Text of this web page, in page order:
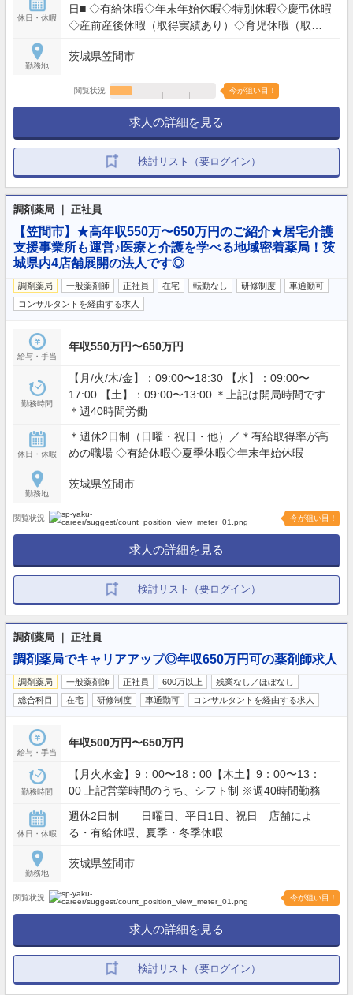
休日・休暇
日■ ◇有給休暇◇年末年始休暇◇特別休暇◇慶弔休暇
◇産前産後休暇（取得実績あり）◇育児休暇（取得
勤務地
茨城県笠間市
閲覧状況 今が狙い目！
求人の詳細を見る
検討リスト（要ログイン）
調剤薬局 ｜ 正社員
【笠間市】★高年収550万〜650万円のご紹介★居宅介護
支援事業所も運営♪医療と介護を学べる地域密着薬局！茨
城県内4店舗展開の法人です◎
調剤薬局 一般薬剤師 正社員 在宅 転勤なし 研修制度
車通勤可
コンサルタントを経由する求人
給与・手当
年収550万円〜650万円
勤務時間
【月/火/木/金】：09:00〜18:30 【水】：09:00〜
17:00 【土】：09:00〜13:00 ＊上記は開局時間です
＊週40時間労働
休日・休暇
＊週休2日制（日曜・祝日・他）／＊有給取得率が高
めの職場 ◇有給休暇◇夏季休暇◇年末年始休暇
勤務地
茨城県笠間市
閲覧状況 今が狙い目！
求人の詳細を見る
検討リスト（要ログイン）
調剤薬局 ｜ 正社員
調剤薬局でキャリアアップ◎年収650万円可の薬剤師求人
調剤薬局 一般薬剤師 正社員 600万以上
残業なし／ほぼなし
総合科目
在宅 研修制度 車通勤可 コンサルタントを経由する求人
給与・手当
年収500万円〜650万円
勤務時間
【月火水金】9：00〜18：00【木土】9：00〜13：
00 上記営業時間のうち、シフト制 ※週40時間勤務
休日・休暇
週休2日制 日曜日、平日1日、祝日 店舗によ
る・有給休暇、夏季・冬季休暇
勤務地
茨城県笠間市
閲覧状況 今が狙い目！
求人の詳細を見る
検討リスト（要ログイン）